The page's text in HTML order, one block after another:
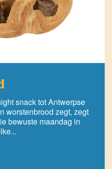
snack tot Antwerpse
worstenbrood zegt, zegt
bewuste maandag in